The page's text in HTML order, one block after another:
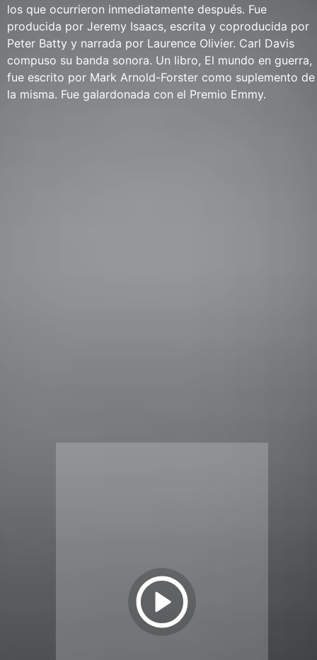
los que ocurrieron inmediatamente después. Fue
producida por Jeremy Isaacs, escrita y coproducida por
Peter Batty y narrada por Laurence Olivier. Carl Davis
compuso su banda sonora. Un libro, El mundo en guerra,
fue escrito por Mark Arnold-Forster como suplemento de
la misma. Fue galardonada con el Premio Emmy.